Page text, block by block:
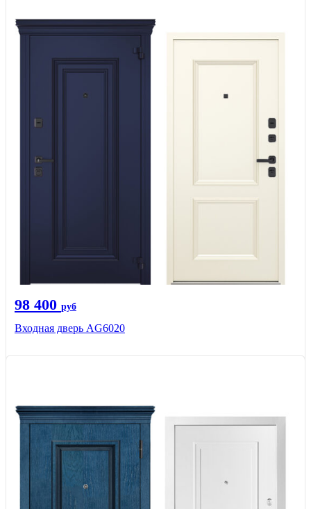
98 400 руб
Входная дверь AG6020